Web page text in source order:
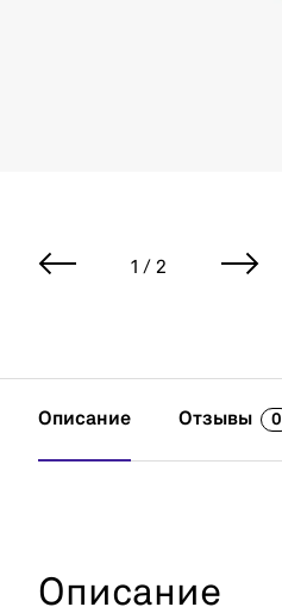
1 / 2
Описание Отзывы 0
Описание